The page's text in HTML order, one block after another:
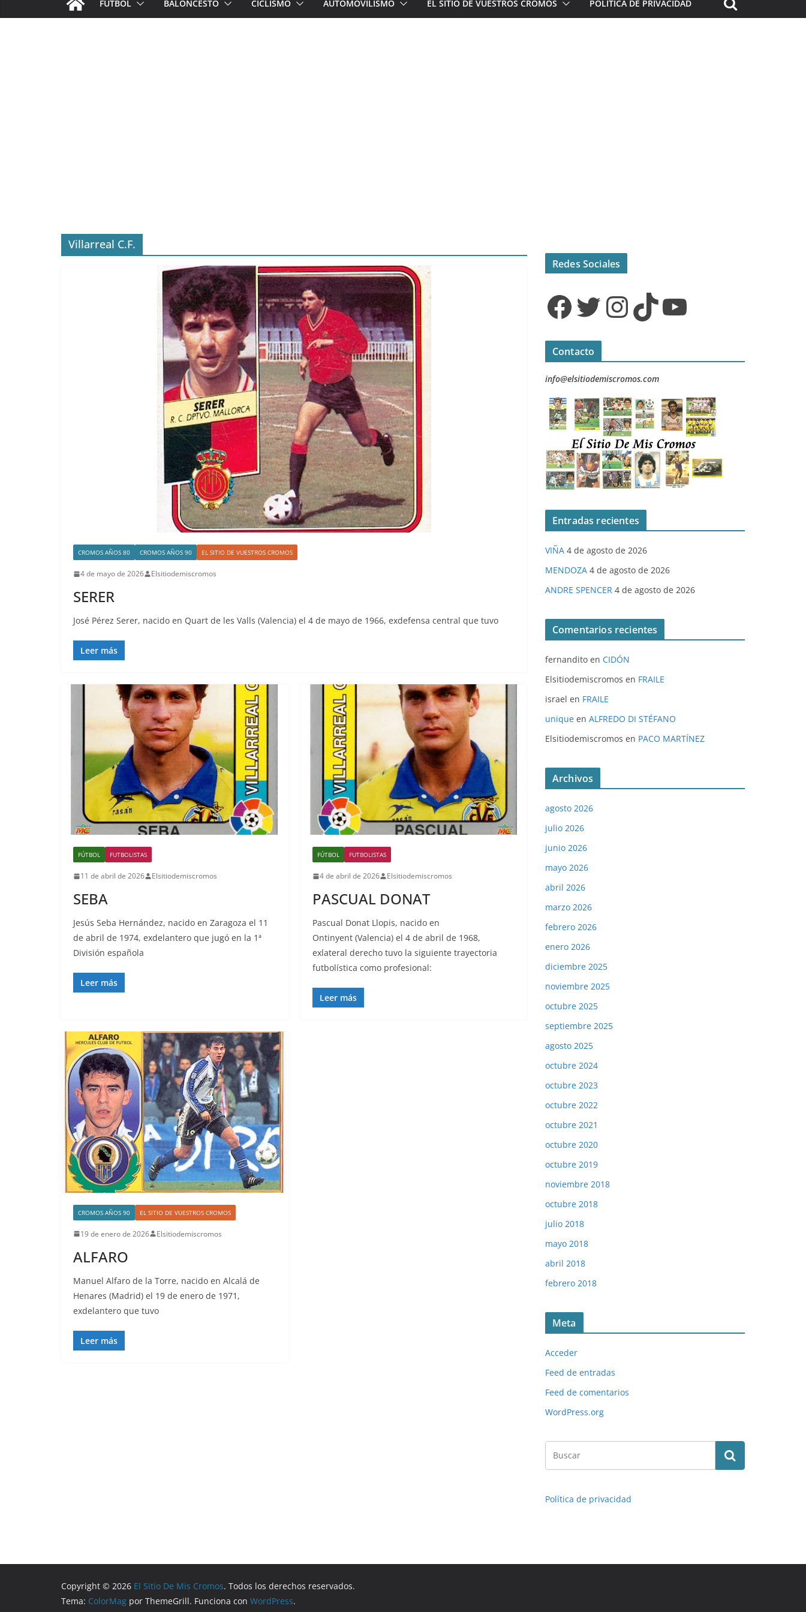
FÚTBOL BALONCESTO CICLISMO AUTOMOVILISMO EL SITIO DE VUESTROS CROMOS POLÍTICA DE PRIVACIDAD
Villarreal C.F.
CROMOS AÑOS 80 CROMOS AÑOS 90 EL SITIO DE VUESTROS CROMOS
4 de mayo de 2026 Elsitiodemiscromos
SERER
José Pérez Serer, nacido en Quart de les Valls (Valencia) el 4 de mayo de 1966, exdefensa central que tuvo
Leer más
FÚTBOL FUTBOLISTAS
11 de abril de 2026 Elsitiodemiscromos
SEBA
Jesús Seba Hernández, nacido en Zaragoza el 11
de abril de 1974, exdelantero que jugó en la 1ª
División española
Leer más
FÚTBOL FUTBOLISTAS
4 de abril de 2026 Elsitiodemiscromos
PASCUAL DONAT
Pascual Donat Llopis, nacido en
Ontinyent (Valencia) el 4 de abril de 1968,
exlateral derecho tuvo la siguiente trayectoria
futbolística como profesional:
Leer más
CROMOS AÑOS 90 EL SITIO DE VUESTROS CROMOS
19 de enero de 2026 Elsitiodemiscromos
ALFARO
Manuel Alfaro de la Torre, nacido en Alcalá de
Henares (Madrid) el 19 de enero de 1971,
exdelantero que tuvo
Leer más
Redes Sociales
Facebook Twitter InstagramTikTok YouTube
Contacto
info@elsitiodemiscromos.com
Entradas recientes
VIÑA 4 de agosto de 2026
MENDOZA 4 de agosto de 2026
ANDRE SPENCER 4 de agosto de 2026
Comentarios recientes
fernandito en CIDÓN
Elsitiodemiscromos en FRAILE
israel en FRAILE
unique en ALFREDO DI STÉFANO
Elsitiodemiscromos en PACO MARTÍNEZ
Archivos
agosto 2026
julio 2026
junio 2026
mayo 2026
abril 2026
marzo 2026
febrero 2026
enero 2026
diciembre 2025
noviembre 2025
octubre 2025
septiembre 2025
agosto 2025
octubre 2024
octubre 2023
octubre 2022
octubre 2021
octubre 2020
octubre 2019
noviembre 2018
octubre 2018
julio 2018
mayo 2018
abril 2018
febrero 2018
Meta
Acceder
Feed de entradas
Feed de comentarios
WordPress.org
Política de privacidad
Copyright © 2026 El Sitio De Mis Cromos. Todos los derechos reservados.
Tema: ColorMag por ThemeGrill. Funciona con WordPress.